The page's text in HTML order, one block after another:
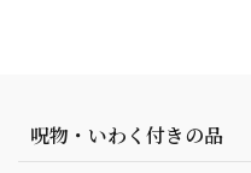
呪物・いわく付きの品